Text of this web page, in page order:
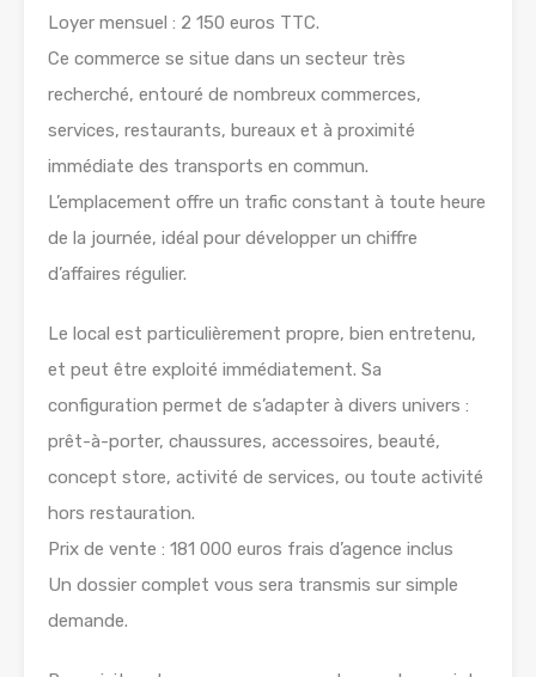
Loyer mensuel : 2 150 euros TTC.
Ce commerce se situe dans un secteur très
recherché, entouré de nombreux commerces,
services, restaurants, bureaux et à proximité
immédiate des transports en commun.
L’emplacement offre un trafic constant à toute heure
de la journée, idéal pour développer un chiffre
d’affaires régulier.
Le local est particulièrement propre, bien entretenu,
et peut être exploité immédiatement. Sa
configuration permet de s’adapter à divers univers :
prêt-à-porter, chaussures, accessoires, beauté,
concept store, activité de services, ou toute activité
hors restauration.
Prix de vente : 181 000 euros frais d’agence inclus
Un dossier complet vous sera transmis sur simple
demande.